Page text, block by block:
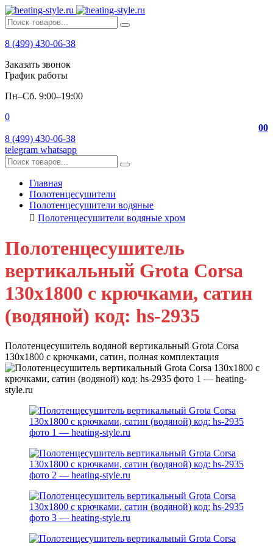
8 (499) 430-06-38
Заказать звонок
График работы
Пн–Сб. 9:00–19:00
0
00
8 (499) 430-06-38
telegram whatsapp
Главная
Полотенцесушители
Полотенцесушители водяные
Полотенцесушители водяные хром
Полотенцесушитель
вертикальный Grota Corsa
130х1800 с крючками, сатин
(водяной) код: hs-2935
Полотенцесушитель водяной вертикальный Grota Corsa
130x1800 с крючками, сатин, полная комплектация